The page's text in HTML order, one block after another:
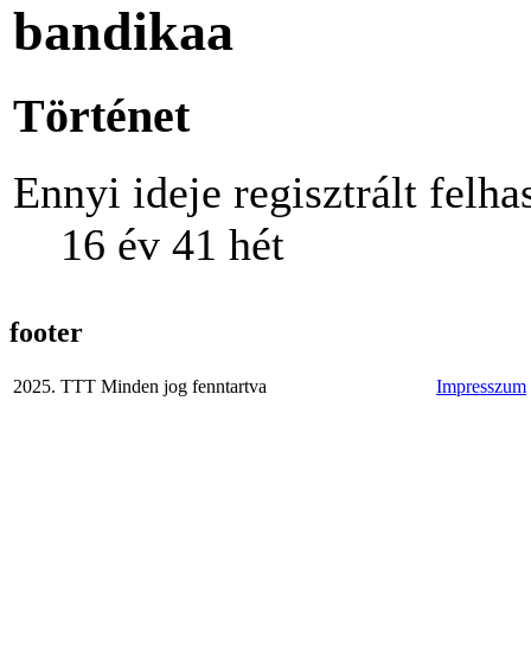
bandikaa
Történet
Ennyi ideje regisztrált
16 év 41 hét
footer
2025. TTT Minden jog fenntartva Impresszum